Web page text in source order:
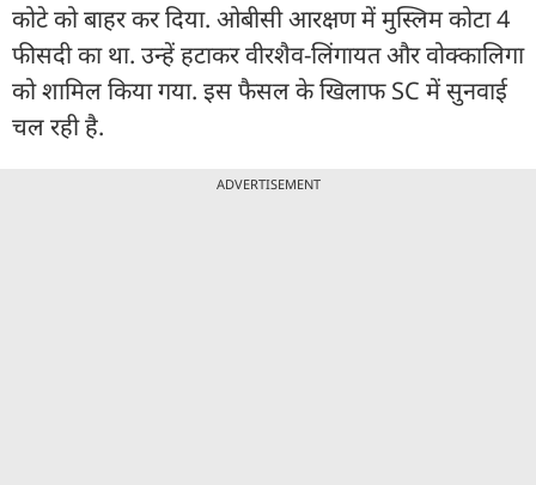
कोटे को बाहर कर दिया. ओबीसी आरक्षण में मुस्लिम कोटा 4
फीसदी का था. उन्हें हटाकर वीरशैव-लिंगायत और वोक्कालिगा
को शामिल किया गया. इस फैसल के खिलाफ SC में सुनवाई
चल रही है.
ADVERTISEMENT